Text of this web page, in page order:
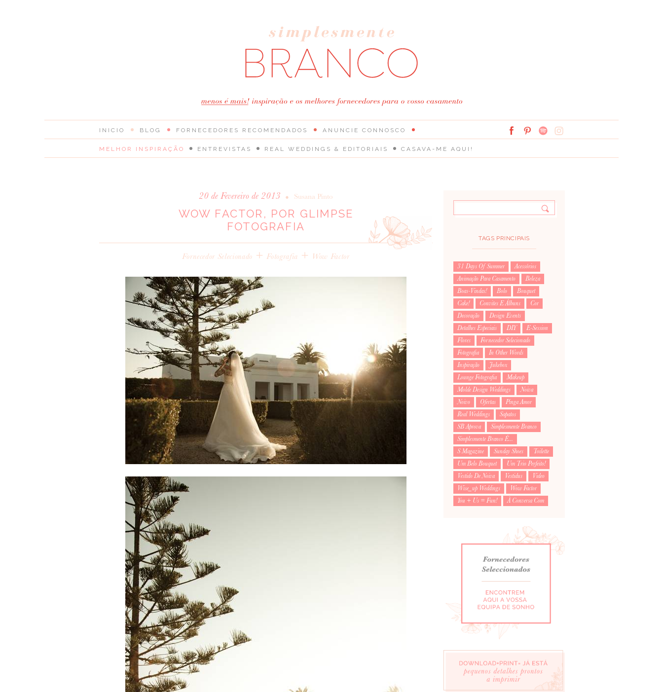
INICIO BLOG
MELHOR INSPIRAÇÃO ENTREVISTAS REAL WEDDINGS & EDITORIAIS CASAVA-ME AQUI!
FORNECEDORES RECOMENDADOS ANUNCIE CONNOSCO
20 de Fevereiro de 2013 • Susana Pinto
WOW FACTOR, POR GLIMPSE
FOTOGRAFIA
Fornecedor Selecionado +Fotografia + Wow Factor
TAGS PRINCIPAIS
31 Days Of Summer
Acessórios
Animação Para Casamento
Beleza
Boas-Vindas!
Bolo
Bouquet
Cake!
Convites E Álbuns
Cor
Decoração
Design Events
Detalhes Especiais
DIY
E-Session
Flores
Fornecedor Selecionado
Fotografia
In Other Words
Inspiração
Jukebox
Lounge Fotografia
Makeup
Molde Design Weddings
Noiva
Noivo
Ofertas
Pinga Amor
Real Weddings
Sapatos
SB Aprova
Simplesmente Branco
Simplesmente Branco É...
S Magazine
Sunday Shoes
Toilette
Um Belo Bouquet
Um Trio Perfeito!
Vestido De Noiva
Vestidus
Video
Wise_up Weddings
Wow Factor
You + Us = Fun!
À Conversa Com